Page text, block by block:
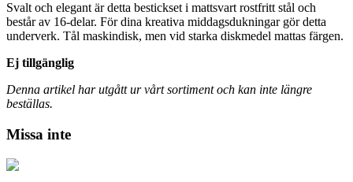
Svalt och elegant är detta bestickset i mattsvart rostfritt stål och
består av 16-delar. För dina kreativa middagsdukningar gör detta
underverk. Tål maskindisk, men vid starka diskmedel mattas färgen.
Ej tillgänglig
Denna artikel har utgått ur vårt sortiment och kan inte längre
beställas.
Missa inte